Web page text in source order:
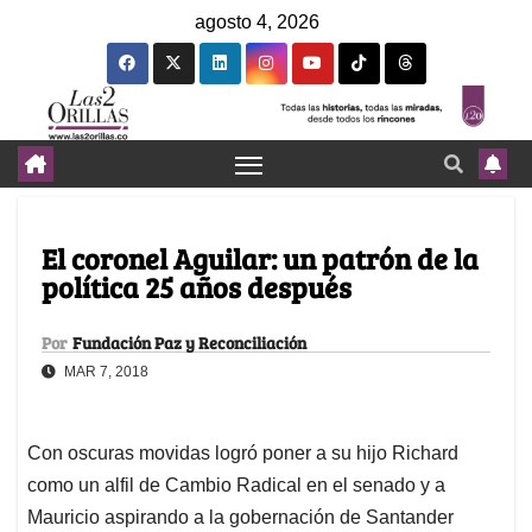
agosto 4, 2026
El coronel Aguilar: un patrón de la
política 25 años después
Por Fundación Paz y Reconciliación
MAR 7, 2018
Con oscuras movidas logró poner a su hijo Richard
como un alfil de Cambio Radical en el senado y a
Mauricio aspirando a la gobernación de Santander